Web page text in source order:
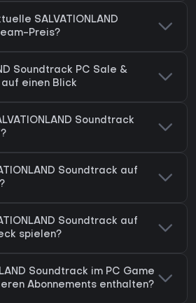
SALVATIONLAND
Preis?
Soundtrack PC Sale &
einen Blick
Soundtrack
Soundtrack auf
Soundtrack auf
spielen?
Soundtrack im PC Game
Abonnements enthalten?